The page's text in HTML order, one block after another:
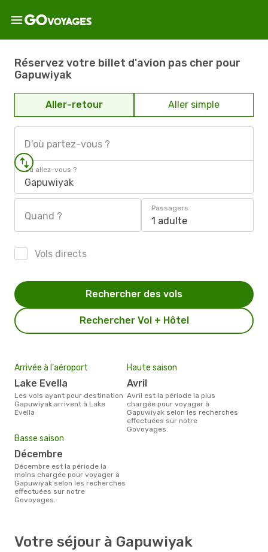
Réservez votre billet d'avion pas cher pour
Gapuwiyak
Aller-retour Aller simple
D'où partez-vous ?
Où allez-vous ?
Gapuwiyak
Quand ?
Passagers
1 adulte
Vols directs
Rechercher Vol + Hôtel
Rechercher des vols
Arrivée à l'aéroport
Lake Evella
Les vols ayant pour destination
Gapuwiyak arrivent à Lake
Evella
Haute saison
avril
avril est la période la plus
chargée pour voyager à
Gapuwiyak selon les recherches
effectuées sur notre
Govoyages.
Basse saison
décembre
décembre est la période la
moins chargée pour voyager à
Gapuwiyak selon les recherches
effectuées sur notre
Govoyages.
Votre séjour à Gapuwiyak